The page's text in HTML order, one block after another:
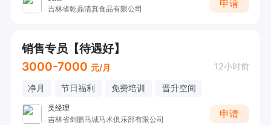
吉林省乾鼎清真食品有限公司
申请
销售专员【待遇好】
3000-7000 元/月 12小时前
净月 节日福利 免费培训 晋升空间
吴经理
吉林省剑鹏马城马术俱乐部有限公司
申请